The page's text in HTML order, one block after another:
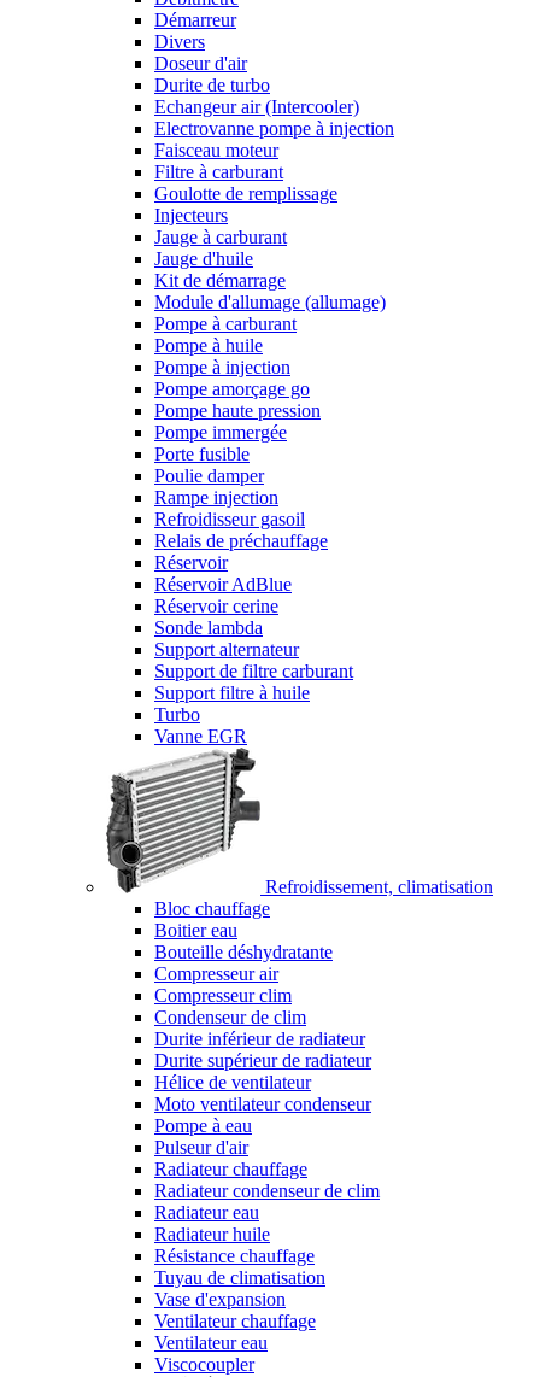
Démarreur
Divers
Doseur d'air
Durite de turbo
Echangeur air (Intercooler)
Electrovanne pompe à injection
Faisceau moteur
Filtre à carburant
Goulotte de remplissage
Injecteurs
Jauge à carburant
Jauge d'huile
Kit de démarrage
Module d'allumage (allumage)
Pompe à carburant
Pompe à huile
Pompe à injection
Pompe amorçage go
Pompe haute pression
Pompe immergée
Porte fusible
Poulie damper
Rampe injection
Refroidisseur gasoil
Relais de préchauffage
Réservoir
Réservoir AdBlue
Réservoir cerine
Sonde lambda
Support alternateur
Support de filtre carburant
Support filtre à huile
Turbo
Vanne EGR
Refroidissement, climatisation
Bloc chauffage
Boitier eau
Bouteille déshydratante
Compresseur air
Compresseur clim
Condenseur de clim
Durite inférieur de radiateur
Durite supérieur de radiateur
Hélice de ventilateur
Moto ventilateur condenseur
Pompe à eau
Pulseur d'air
Radiateur chauffage
Radiateur condenseur de clim
Radiateur eau
Radiateur huile
Résistance chauffage
Tuyau de climatisation
Vase d'expansion
Ventilateur chauffage
Ventilateur eau
Viscocoupler